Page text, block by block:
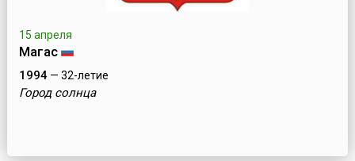
15 апреля
Магас
1994— 32-летие
Город солнца